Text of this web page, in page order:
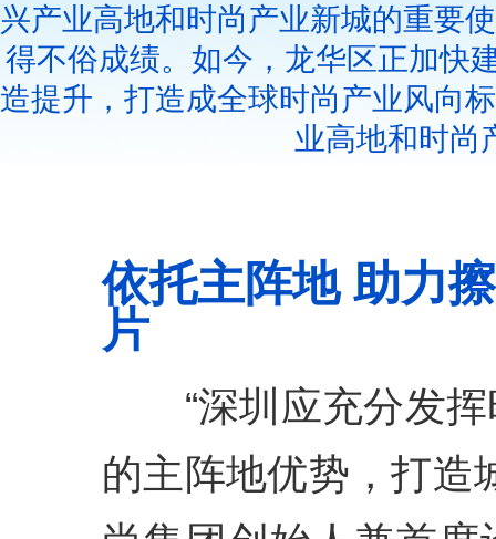
兴产业高地和时尚产业新城的重要
得不俗成绩。如今，龙华区正加快
造提升，打造成全球时尚产业风向
业高地和时尚
依托主阵地 助力
片
“深圳应充分发挥
的主阵地优势，打造